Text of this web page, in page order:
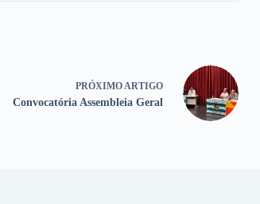
PRÓXIMO ARTIGO
Convocatória Assembleia Geral